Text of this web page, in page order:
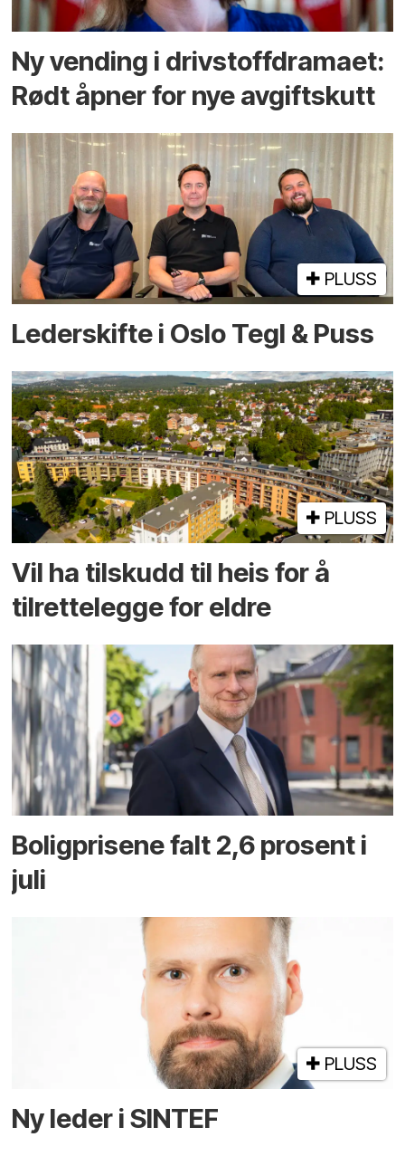
Ny vending i drivstoffdramaet:
Rødt åpner for nye avgiftskutt
PLUSS
Lederskifte i Oslo Tegl & Puss
PLUSS
Vil ha tilskudd til heis for å
tilrettelegge for eldre
Boligprisene falt 2,6 prosent i
juli
PLUSS
Ny leder i SINTEF